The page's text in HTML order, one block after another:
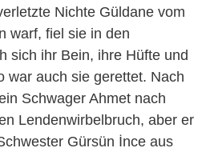
Nichte Güldane vom
warf, fiel sie in den
sich ihr Bein, ihre Hüfte und
war auch sie gerettet. Nach
Schwager Ahmet nach
Lendenwirbelbruch, aber er
Gürsün İnce aus